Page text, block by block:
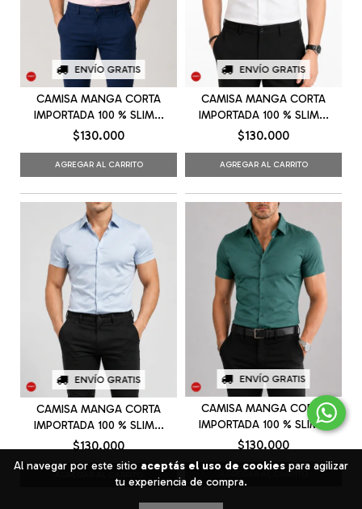
Al navegar por este sitio aceptás el uso de cookies para agilizar
tu experiencia de compra.
ENVÍO GRATIS
CAMISA MANGA CORTA
IMPORTADA 100 % SLIM...
$130.000
AGREGAR AL CARRITO
ENVÍO GRATIS
CAMISA MANGA CORTA
IMPORTADA 100 % SLIM...
$130.000
AGREGAR AL CARRITO
ENVÍO GRATIS
CAMISA MANGA CORTA
IMPORTADA 100 % SLIM...
$130.000
AGREGAR AL CARRITO
ENVÍO GRATIS
CAMISA MANGA CORTA
IMPORTADA 100 % SLIM...
$130.000
AGREGAR AL CARRITO